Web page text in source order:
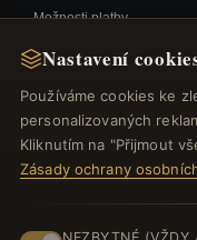
Nastavení
Používáme cookies ke
personalizovaných
Kliknutím na "Přijmout
Zásady ochrany
Možnosti platby
Kontaktujte nás
RYCHLÉ ODKAZY
Nové produkty
Speciální nabídky
Blog